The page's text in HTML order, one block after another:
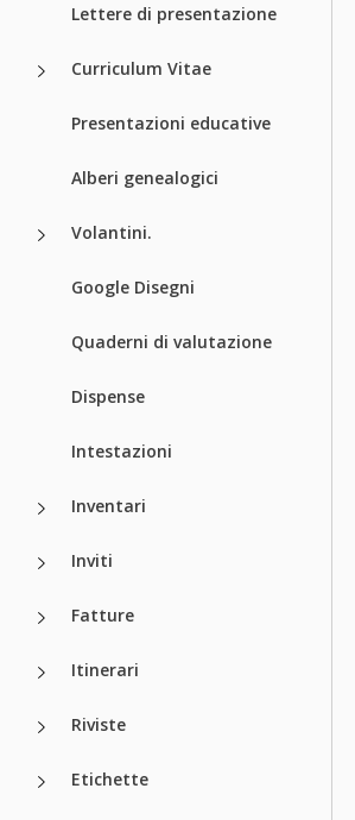
Lettere di presentazione
Curriculum Vitae
Presentazioni educative
Alberi genealogici
Volantini.
Google Disegni
Quaderni di valutazione
Dispense
Intestazioni
Inventari
Inviti
Fatture
Itinerari
Riviste
Etichette